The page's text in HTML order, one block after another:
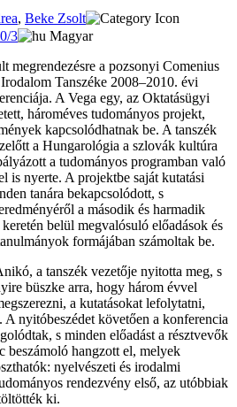
, Beke Zsolt
3
Magyar
megrendezésre a pozsonyi Comenius
Tanszéke 2008–2010. évi
A Vega egy, az Oktatásügyi
hároméves tudományos projekt,
kapcsolódhatnak be. A tanszék
a Hungarológia a szlovák kultúra
a tudományos programban való
is nyerte. A projektbe saját kutatási
tanára bekapcsolódott, s
a második és harmadik
belül megvalósuló előadások és
formájában számoltak be.
a tanszék vezetője nyitotta meg, s
büszke arra, hogy három évvel
a kutatásokat lefolytatni,
A nyitóbeszédet követően a konferencia
s minden előadást a résztvevők
beszámoló hangzott el, melyek
nyelvészeti és irodalmi
rendezvény első, az utóbbiak
ki.